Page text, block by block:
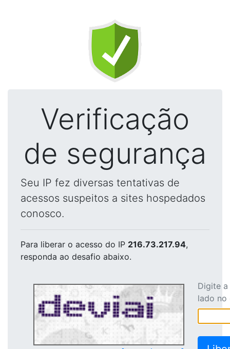
Verificação
de segurança
Seu IP fez diversas tentativas de
acessos suspeitos a sites hospedados
conosco.
Para liberar o acesso do IP 216.73.217.94,
responda ao desafio abaixo.
Digite
lado no